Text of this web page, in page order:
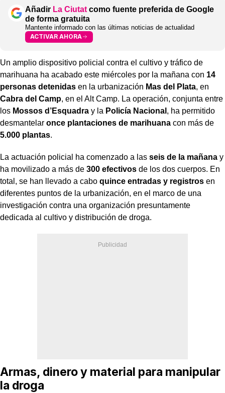
Añadir La Ciutat como fuente preferida de Google
de forma gratuita
Mantente informado con las últimas noticias de actualidad
ACTIVAR AHORA
Un amplio dispositivo policial contra el cultivo y tráfico de
marihuana ha acabado este miércoles por la mañana con 14
personas detenidas en la urbanización Mas del Plata, en
Cabra del Camp, en el Alt Camp. La operación, conjunta entre
los Mossos d’Esquadra y la Policía Nacional , ha permitido
desmantelar once plantaciones de marihuana con más de
5.000 plantas.
La actuación policial ha comenzado a las seis de la mañana y
ha movilizado a más de 300 efectivos de los dos cuerpos. En
total, se han llevado a cabo quince entradas y registros en
diferentes puntos de la urbanización, en el marco de una
investigación contra una organización presuntamente
dedicada al cultivo y distribución de droga.
Armas, dinero y material para manipular
la droga